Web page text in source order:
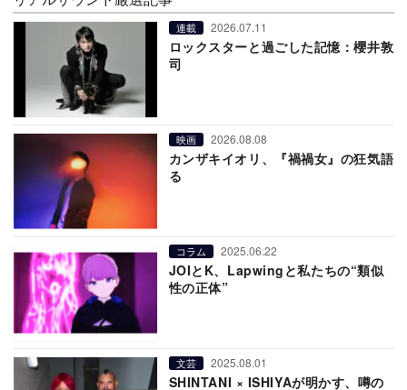
連載 2026.07.11
ロックスターと過ごした記憶：櫻井敦
司
映画 2026.08.08
カンザキイオリ、『禍禍女』の狂気語
る
コラム 2025.06.22
JOIとK、Lapwingと私たちの“類似
性の正体”
文芸 2025.08.01
SHINTANI × ISHIYAが明かす、噂の